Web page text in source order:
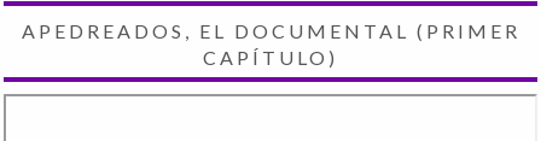
APEDREADOS, EL DOCUMENTAL (PRIMER
CAPÍTULO)